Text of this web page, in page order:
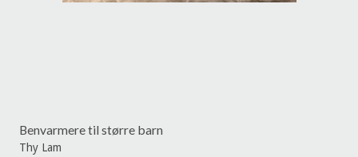
Benvarmere til større barn
Thy Lam